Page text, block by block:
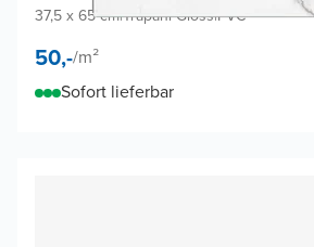
37,5 x 65 cm|Trapani Gloss|PVC
50,-/m²
Sofort lieferbar